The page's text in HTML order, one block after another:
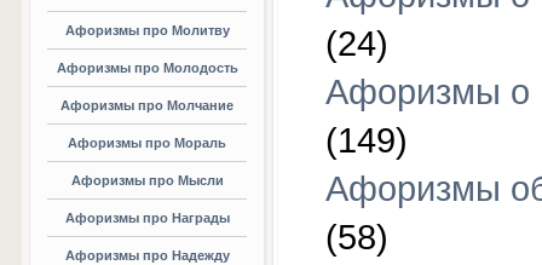
Афоризмы про Молитву
Афоризмы про Молодость
Афоризмы про Молчание
Афоризмы про Мораль
Афоризмы про Мысли
Афоризмы про Награды
Афоризмы про Надежду
(24)
Афоризмы о
(149)
Афоризмы
(58)